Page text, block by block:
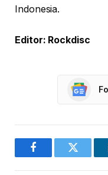
Indonesia.
Editor: Rockdisc
FacebookTwitter